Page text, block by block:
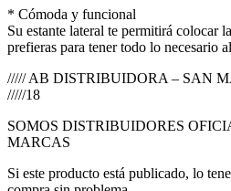
* Cómoda y funcional
Su estante lateral te permitirá colocar
prefieras para tener todo lo necesario
///// AB DISTRIBUIDORA – SAN
/////18
SOMOS DISTRIBUIDORES
MARCAS
Si este producto está publicado, lo